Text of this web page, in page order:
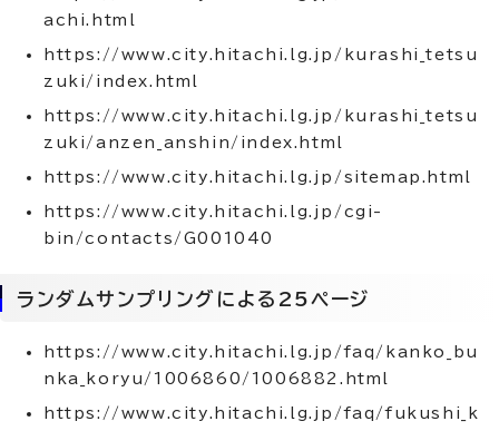
achi.html
https://www.city.hitachi.lg.jp/kurashi_tetsu
zuki/index.html
https://www.city.hitachi.lg.jp/kurashi_tetsu
zuki/anzen_anshin/index.html
https://www.city.hitachi.lg.jp/sitemap.html
https://www.city.hitachi.lg.jp/cgi-
bin/contacts/G001040
ランダムサンプリングによる25ページ
https://www.city.hitachi.lg.jp/faq/kanko_bu
nka_koryu/1006860/1006882.html
https://www.city.hitachi.lg.jp/faq/fukushi_k